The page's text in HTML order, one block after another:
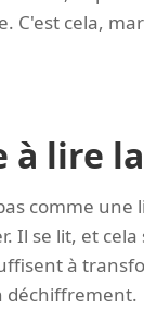
C'est cela,
à lire
comme une
Il se lit, et cela
à
déchiffrement.